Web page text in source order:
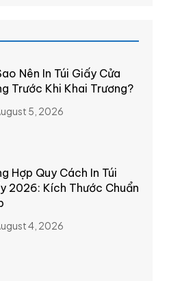
Nên In Túi Giấy Cửa
Trước Khi Khai Trương?
5, 2026
Hợp Quy Cách In Túi
2026: Kích Thước Chuẩn
4, 2026